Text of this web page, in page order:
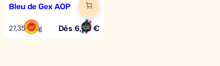
Bleu de Gex AOP
27,35 €/kg Dès6,85€